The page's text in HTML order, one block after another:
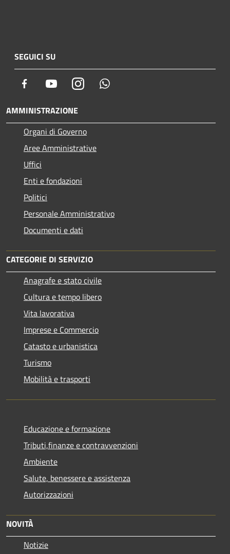
SEGUICI SU
Facebook YoutubeInstagram
AMMINISTRAZIONE
Organi di Governo
Aree Amministrative
Uffici
Enti e fondazioni
Politici
Personale Amministrativo
Documenti e dati
CATEGORIE DI SERVIZIO
Anagrafe e stato civile
Cultura e tempo libero
Vita lavorativa
Imprese e Commercio
Catasto e urbanistica
Turismo
Mobilità e trasporti
Educazione e formazione
Tributi,finanze e contravvenzioni
Ambiente
Salute, benessere e assistenza
Autorizzazioni
NOVITÀ
Notizie